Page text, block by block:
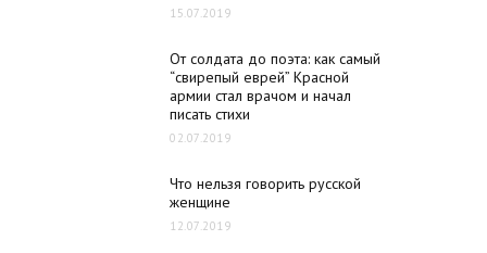
15.07.2019
От солдата до поэта: как самый
“свирепый еврей” Красной
армии стал врачом и начал
писать стихи
02.07.2019
Что нельзя говорить русской
женщине
12.07.2019